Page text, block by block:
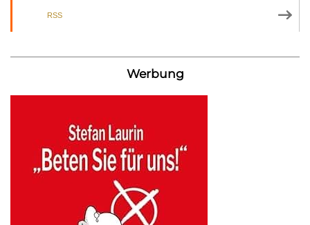
RSS
Werbung